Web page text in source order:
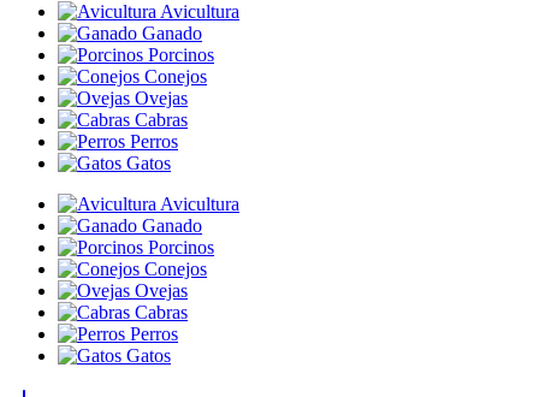
Avicultura
Ganado
Porcinos
Conejos
Ovejas
Cabras
Perros
Gatos
Avicultura
Ganado
Porcinos
Conejos
Ovejas
Cabras
Perros
Gatos